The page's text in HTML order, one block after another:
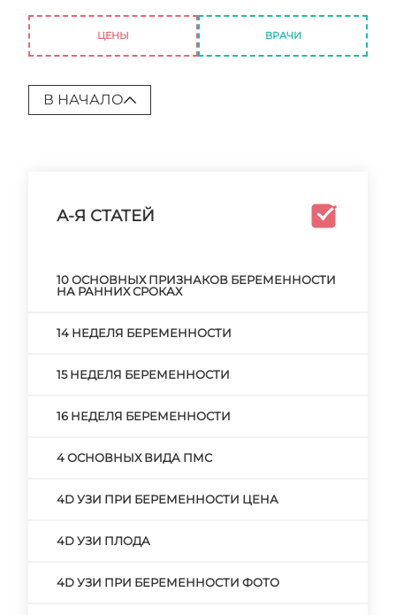
ЦЕНЫ ВРАЧИ
В НАЧАЛО
А-Я СТАТЕЙ
10 ОСНОВНЫХ ПРИЗНАКОВ БЕРЕМЕННОСТИ
НА РАННИХ СРОКАХ
14 НЕДЕЛЯ БЕРЕМЕННОСТИ
15 НЕДЕЛЯ БЕРЕМЕННОСТИ
16 НЕДЕЛЯ БЕРЕМЕННОСТИ
4 ОСНОВНЫХ ВИДА ПМС
4D УЗИ ПРИ БЕРЕМЕННОСТИ ЦЕНА
4D УЗИ ПЛОДА
4D УЗИ ПРИ БЕРЕМЕННОСТИ ФОТО